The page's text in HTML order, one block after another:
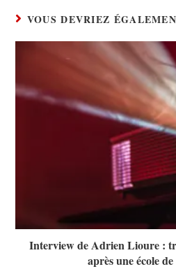
VOUS DEVRIEZ
Interview de Adrien Lioure :
après une école